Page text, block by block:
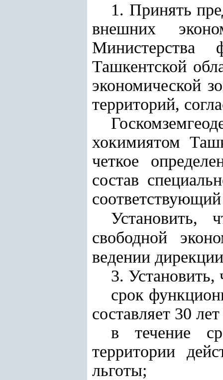
1. Принять
внешних
Министерства
Ташкентской
экономической
территорий,
хокимиятом
четкое
состав
Установить,
свободной
ведении
3. Установить,
срок
составляет 30
в течение
территории
льготы;